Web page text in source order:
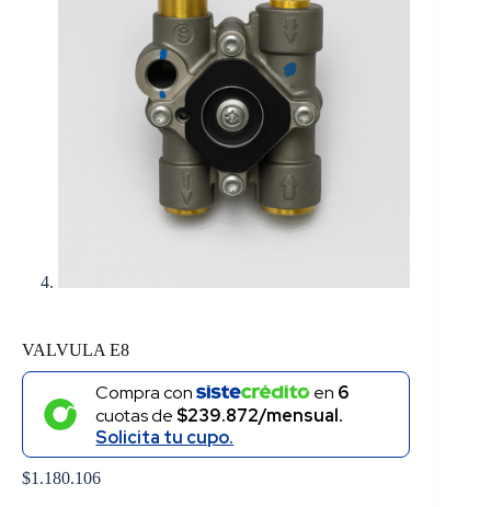
VALVULA E8
Compra con en 6
cuotas de $239.872/mensual.
Solicita tu cupo.
$1.180.106